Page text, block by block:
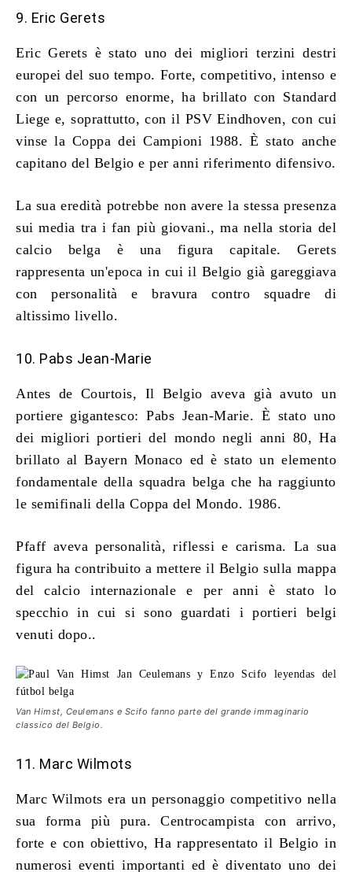
9. Eric Gerets
Eric Gerets è stato uno dei migliori terzini destri
europei del suo tempo. Forte, competitivo, intenso e
con un percorso enorme, ha brillato con Standard
Liege e, soprattutto, con il PSV Eindhoven, con cui
vinse la Coppa dei Campioni 1988. È stato anche
capitano del Belgio e per anni riferimento difensivo.
La sua eredità potrebbe non avere la stessa presenza
sui media tra i fan più giovani., ma nella storia del
calcio belga è una figura capitale. Gerets
rappresenta un'epoca in cui il Belgio già gareggiava
con personalità e bravura contro squadre di
altissimo livello.
10. Pabs Jean-Marie
Antes de Courtois, Il Belgio aveva già avuto un
portiere gigantesco: Pabs Jean-Marie. È stato uno
dei migliori portieri del mondo negli anni 80, Ha
brillato al Bayern Monaco ed è stato un elemento
fondamentale della squadra belga che ha raggiunto
le semifinali della Coppa del Mondo. 1986.
Pfaff aveva personalità, riflessi e carisma. La sua
figura ha contribuito a mettere il Belgio sulla mappa
del calcio internazionale e per anni è stato lo
specchio in cui si sono guardati i portieri belgi
venuti dopo..
Van Himst, Ceulemans e Scifo fanno parte del grande immaginario
classico del Belgio.
11. Marc Wilmots
Marc Wilmots era un personaggio competitivo nella
sua forma più pura. Centrocampista con arrivo,
forte e con obiettivo, Ha rappresentato il Belgio in
numerosi eventi importanti ed è diventato uno dei